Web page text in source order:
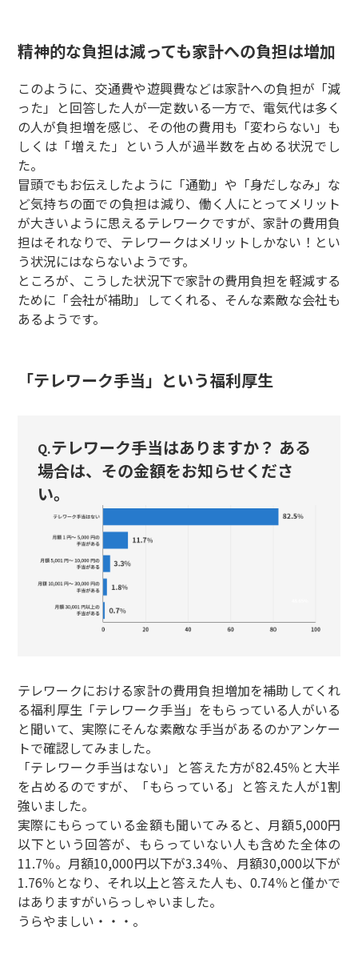
精神的な負担は減っても家計への負担は増加
このように、交通費や遊興費などは家計への負担が「減
った」と回答した人が一定数いる一方で、電気代は多く
の人が負担増を感じ、その他の費用も「変わらない」も
しくは「増えた」という人が過半数を占める状況でし
た。
冒頭でもお伝えしたように「通勤」や「身だしなみ」な
ど気持ちの面での負担は減り、働く人にとってメリット
が大きいように思えるテレワークですが、家計の費用負
担はそれなりで、テレワークはメリットしかない！とい
う状況にはならないようです。
ところが、こうした状況下で家計の費用負担を軽減する
ために「会社が補助」してくれる、そんな素敵な会社も
あるようです。
「テレワーク手当」という福利厚生
Q.テレワーク手当はありますか？ ある
場合は、その金額をお知らせくださ
い。
テレワークにおける家計の費用負担増加を補助してくれ
る福利厚生「テレワーク手当」をもらっている人がいる
と聞いて、実際にそんな素敵な手当があるのかアンケー
トで確認してみました。
「テレワーク手当はない」と答えた方が82.45％と大半
を占めるのですが、「もらっている」と答えた人が1割
強いました。
実際にもらっている金額も聞いてみると、月額5,000円
以下という回答が、もらっていない人も含めた全体の
11.7％。月額10,000円以下が3.34％、月額30,000以下が
1.76％となり、それ以上と答えた人も、0.74％と僅かで
はありますがいらっしゃいました。
うらやましい・・・。